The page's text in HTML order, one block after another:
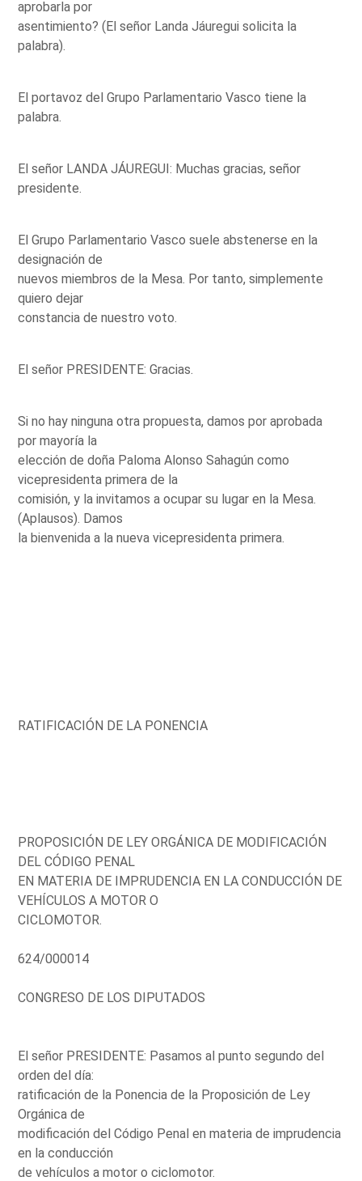
aprobarla por
asentimiento? (El señor Landa Jáuregui solicita la
palabra).
El portavoz del Grupo Parlamentario Vasco tiene la
palabra.
El señor LANDA JÁUREGUI: Muchas gracias, señor
presidente.
El Grupo Parlamentario Vasco suele abstenerse en la
designación de
nuevos miembros de la Mesa. Por tanto, simplemente
quiero dejar
constancia de nuestro voto.
El señor PRESIDENTE: Gracias.
Si no hay ninguna otra propuesta, damos por aprobada
por mayoría la
elección de doña Paloma Alonso Sahagún como
vicepresidenta primera de la
comisión, y la invitamos a ocupar su lugar en la Mesa.
(Aplausos). Damos
la bienvenida a la nueva vicepresidenta primera.
RATIFICACIÓN DE LA PONENCIA
PROPOSICIÓN DE LEY ORGÁNICA DE MODIFICACIÓN
DEL CÓDIGO PENAL
EN MATERIA DE IMPRUDENCIA EN LA CONDUCCIÓN DE
VEHÍCULOS A MOTOR O
CICLOMOTOR.
624/000014
CONGRESO DE LOS DIPUTADOS
El señor PRESIDENTE: Pasamos al punto segundo del
orden del día:
ratificación de la Ponencia de la Proposición de Ley
Orgánica de
modificación del Código Penal en materia de imprudencia
en la conducción
de vehículos a motor o ciclomotor.